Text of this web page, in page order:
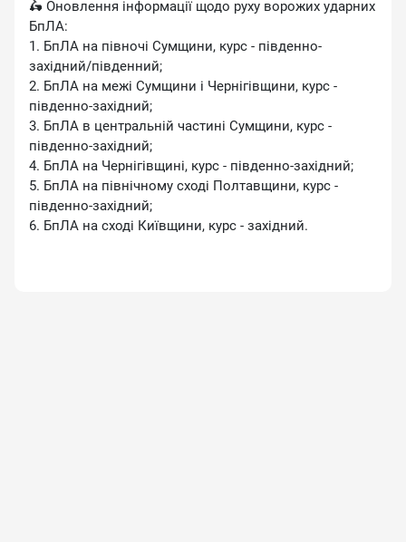
🛵 Оновлення інформації щодо руху ворожих ударних
БпЛА:
1. БпЛА на півночі Сумщини, курс - південно-
західний/південний;
2. БпЛА на межі Сумщини і Чернігівщини, курс -
південно-західний;
3. БпЛА в центральній частині Сумщини, курс -
південно-західний;
4. БпЛА на Чернігівщині, курс - південно-західний;
5. БпЛА на північному сході Полтавщини, курс -
південно-західний;
6. БпЛА на сході Київщини, курс - західний.